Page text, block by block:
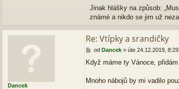
Jinak hlášky na způsob:
známé a nikdo se jim už
Dancek
Re: Vtípky a srandičky
P
í
p
od Dancek» úte 24.12.2019, 8:29
Když máme ty Vánoce,
Mnoho nábojů by mi vadilo